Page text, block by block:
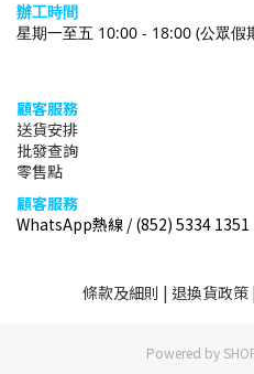
辦工時間
星期一至五 10:00 - 18:00 (公眾假
顧客服務
送貨安排
批發查詢
零售點
顧客服務
WhatsApp熱線 / (852) 5334
條款及細則 | 退換貨政策
Powered by